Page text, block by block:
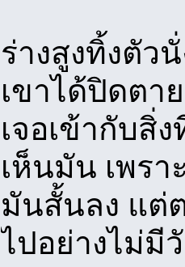
ร่างสูงทิ้งตัว
เขาได้ปิดตา
เจอเข้ากับสิ่
เห็นมัน เพร
มันสั้นลง แต่
ไปอย่างไม่มี